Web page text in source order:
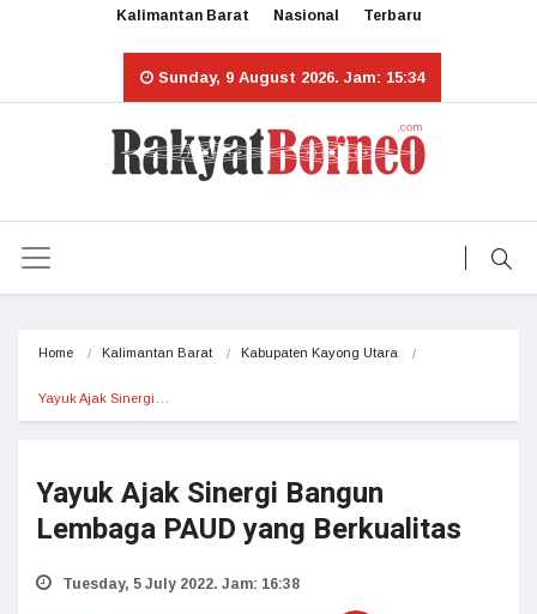
Kalimantan Barat Nasional Terbaru
Sunday, 9 August 2026. Jam: 15:34
Home Kalimantan Barat Kabupaten Kayong Utara
Yayuk Ajak Sinergi…
Yayuk Ajak Sinergi Bangun
Lembaga PAUD yang Berkualitas
Tuesday, 5 July 2022. Jam: 16:38